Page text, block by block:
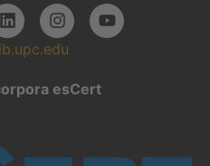
esCert